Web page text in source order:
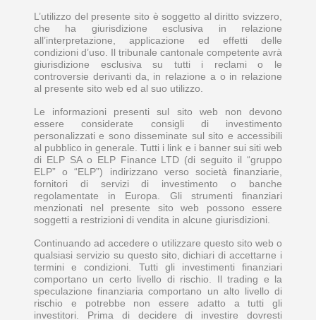
L’utilizzo del presente sito è soggetto al diritto svizzero,
che ha giurisdizione esclusiva in relazione
all’interpretazione, applicazione ed effetti delle
condizioni d’uso. Il tribunale cantonale competente avrà
giurisdizione esclusiva su tutti i reclami o le
controversie derivanti da, in relazione a o in relazione
al presente sito web ed al suo utilizzo.
Le informazioni presenti sul sito web non devono
essere considerate consigli di investimento
personalizzati e sono disseminate sul sito e accessibili
al pubblico in generale. Tutti i link e i banner sui siti web
di ELP SA o ELP Finance LTD (di seguito il “gruppo
ELP” o “ELP”) indirizzano verso società finanziarie,
fornitori di servizi di investimento o banche
regolamentate in Europa. Gli strumenti finanziari
menzionati nel presente sito web possono essere
soggetti a restrizioni di vendita in alcune giurisdizioni.
Continuando ad accedere o utilizzare questo sito web o
qualsiasi servizio su questo sito, dichiari di accettarne i
termini e condizioni. Tutti gli investimenti finanziari
comportano un certo livello di rischio. Il trading e la
speculazione finanziaria comportano un alto livello di
rischio e potrebbe non essere adatto a tutti gli
investitori. Prima di decidere di investire dovresti